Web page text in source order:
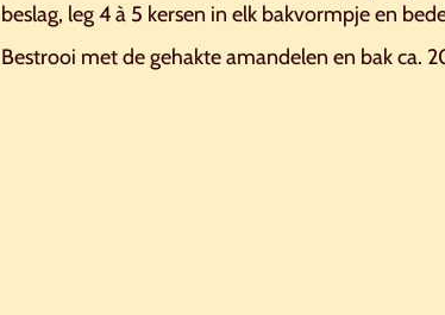
beslag, leg 4 à 5 kersen in elk bakvormpje en
Bestrooi met de gehakte amandelen en bak ca.